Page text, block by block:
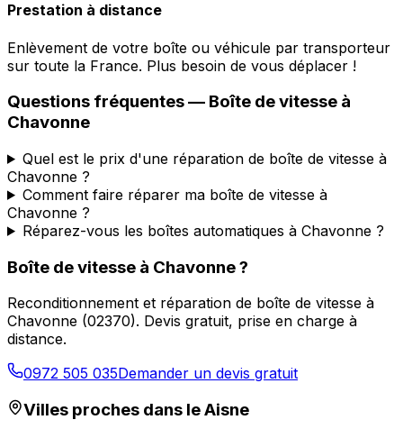
Prestation à distance
Enlèvement de votre boîte ou véhicule par transporteur
sur toute la France. Plus besoin de vous déplacer !
Questions fréquentes — Boîte de vitesse à
Chavonne
Quel est le prix d'une réparation de boîte de vitesse à
Chavonne ?
Comment faire réparer ma boîte de vitesse à
Chavonne ?
Réparez-vous les boîtes automatiques à Chavonne ?
Boîte de vitesse à Chavonne?
Reconditionnement et réparation de boîte de vitesse à
Chavonne (02370). Devis gratuit, prise en charge à
distance.
0972 505 035Demander un devis gratuit
Villes proches dans leAisne